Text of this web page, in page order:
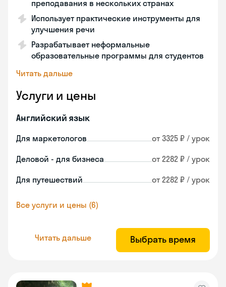
преподавания в нескольких странах
Использует практические инструменты для
улучшения речи
Разрабатывает неформальные
образовательные программы для студентов
Читать дальше
Услуги и цены
Английский язык
Для маркетологов от 3325 ₽ / урок
Деловой - для бизнеса от 2282 ₽ / урок
Для путешествий от 2282 ₽ / урок
Все услуги и цены (6)
Читать дальше Выбрать время